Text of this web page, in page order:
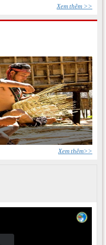
Xem thêm >>
Xem thêm>>